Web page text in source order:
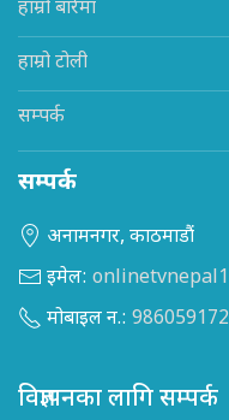
हाम्रो बारेमा
हाम्रो टोली
सम्पर्क
सम्पर्क
अनामनगर, काठमाडौं
इमेल:
मोबाइल न.:
विज्ञापनका लागि सम्पर्क